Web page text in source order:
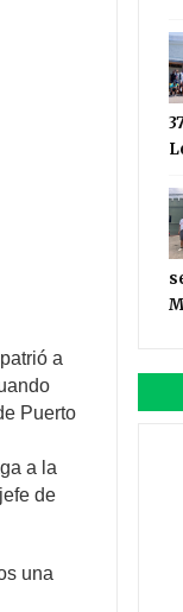
a
Puerto
a la
de
una